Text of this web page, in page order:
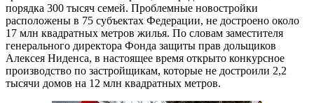
порядка 300 тысяч семей. Проблемные новостройки
расположены в 75 субъектах Федерации, не достроено около
17 млн квадратных метров жилья. По словам заместителя
генерального директора Фонда защиты прав дольщиков
Алексея Ниденса, в настоящее время открыто конкурсное
производство по застройщикам, которые не достроили 2,2
тысячи домов на 12 млн квадратных метров.